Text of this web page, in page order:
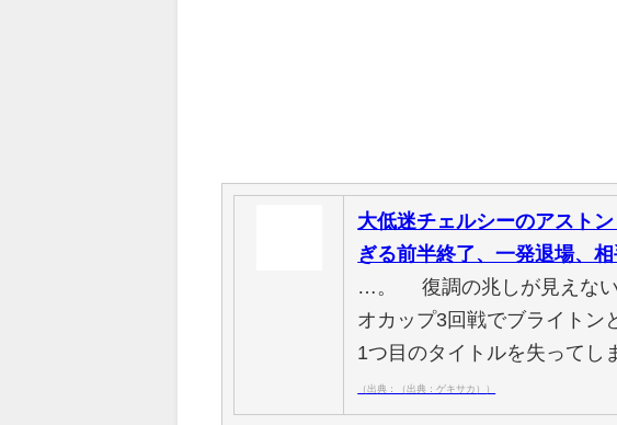
大低迷チェルシーのアスト
ぎる前半終了、一発退場、
…。 復調の兆しが見えない
オカップ3回戦でブライトン
1つ目のタイトルを失ってし
（出典：（出典：ゲキサカ））